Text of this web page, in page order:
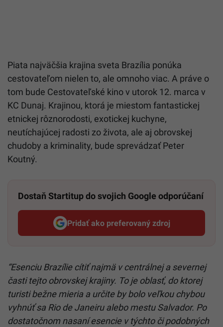
Piata najväčšia krajina sveta Brazília ponúka
cestovateľom nielen to, ale omnoho viac. A práve o
tom bude Cestovateľské kino v utorok 12. marca v
KC Dunaj. Krajinou, ktorá je miestom fantastickej
etnickej rôznorodosti, exotickej kuchyne,
neutíchajúcej radosti zo života, ale aj obrovskej
chudoby a kriminality, bude sprevádzať Peter
Koutný.
Dostaň Startitup do svojich Google odporúčaní
Pridať ako preferovaný zdroj
Startitup, odkaz sa otvorí v
“Esenciu Brazílie cítiť najmä v centrálnej a severnej
časti tejto obrovskej krajiny. To je oblasť, do ktorej
turisti bežne mieria a určite by bolo veľkou chybou
vyhnúť sa Rio de Janeiru alebo mestu Salvador. Po
dostatočnom nasaní esencie v týchto či podobných